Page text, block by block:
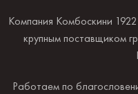
Компания Комбоскини
крупным поставщиком
Работаем по